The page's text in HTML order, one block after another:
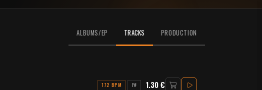
ALBUMS/EP TRACKS PRODUCTION
172 BPM F# 1.30 €